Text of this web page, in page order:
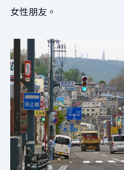
女性朋友。